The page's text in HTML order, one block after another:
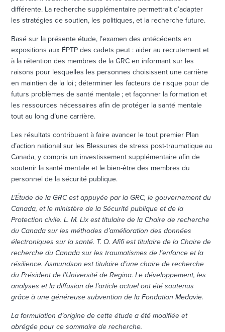
différente. La recherche supplémentaire permettrait d’adapter
les stratégies de soutien, les politiques, et la recherche future.
Basé sur la présente étude, l’examen des antécédents en
expositions aux ÉPTP des cadets peut : aider au recrutement et
à la rétention des membres de la GRC en informant sur les
raisons pour lesquelles les personnes choisissent une carrière
en maintien de la loi ; déterminer les facteurs de risque pour de
futurs problèmes de santé mentale ; et façonner la formation et
les ressources nécessaires afin de protéger la santé mentale
tout au long d’une carrière.
Les résultats contribuent à faire avancer le tout premier Plan
d’action national sur les Blessures de stress post-traumatique au
Canada, y compris un investissement supplémentaire afin de
soutenir la santé mentale et le bien-être des membres du
personnel de la sécurité publique.
L’Étude de la GRC est appuyée par la GRC, le gouvernement du
Canada, et le ministère de la Sécurité publique et de la
Protection civile. L. M. Lix est titulaire de la Chaire de recherche
du Canada sur les méthodes d’amélioration des données
électroniques sur la santé. T. O. Afifi est titulaire de la Chaire de
recherche du Canada sur les traumatismes de l’enfance et la
résilience. Asmundson est titulaire d’une chaire de recherche
du Président de l’Université de Regina. Le développement, les
analyses et la diffusion de l’article actuel ont été soutenus
grâce à une généreuse subvention de la Fondation Medavie.
La formulation d’origine de cette étude a été modifiée et
abrégée pour ce sommaire de recherche.